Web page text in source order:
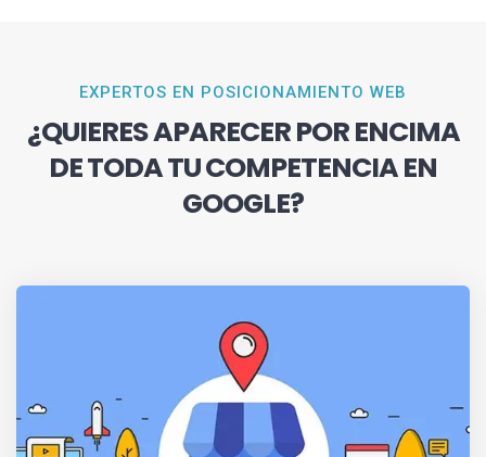
EXPERTOS EN POSICIONAMIENTO WEB
¿QUIERES APARECER POR ENCIMA
DE TODA TU COMPETENCIA EN
GOOGLE?